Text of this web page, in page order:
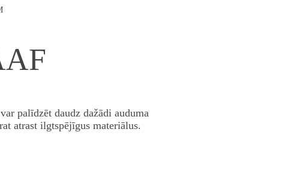
palīdzēt daudz dažādi auduma
atrast ilgtspējīgus materiālus.